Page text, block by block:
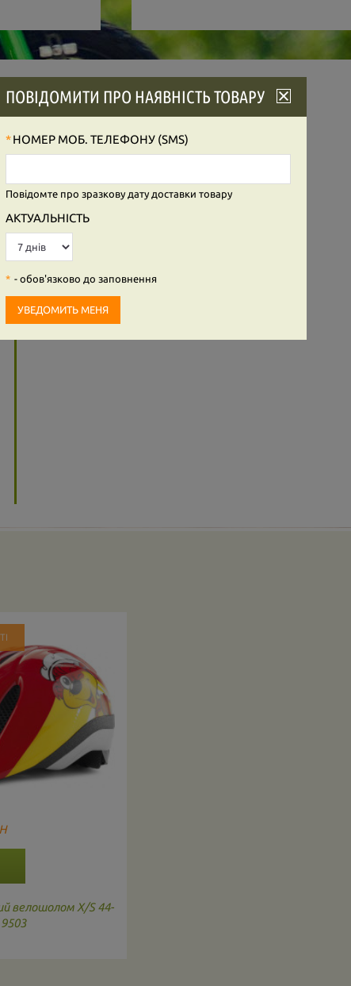
РОВЕР ZL 18-1 ALU LILAC 4324
ОПИСАННЯ
велошолом X/S 44-
ПОВІДОМИТИ ПРО НАЯВНІСТЬ ТОВАРУ
НОМЕР МОБ. ТЕЛЕФОНУ (SMS)
Повідомте про зразкову дату доставки товару
АКТУАЛЬНІСТЬ
- обов'язково до заповнення